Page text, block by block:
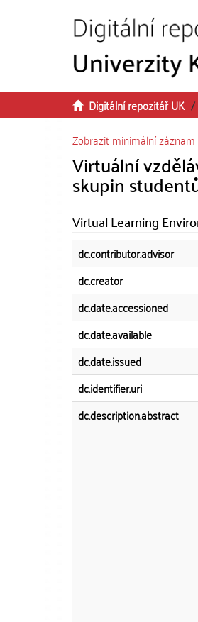
Digitální repozitář UK
Zobrazit minimální záznam
Virtuální
skupin
Virtual Learning
dc.contributor.advisor
dc.creator
dc.date.accessioned
dc.date.available
dc.date.issued
dc.identifier.uri
dc.description.abstract